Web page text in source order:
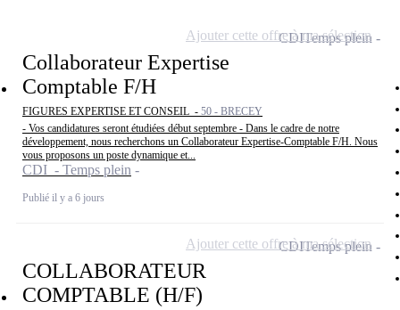
Collaborateur Expertise
Comptable F/H
FIGURES EXPERTISE ET CONSEIL - 50 - BRECEY
- Vos candidatures seront étudiées début septembre - Dans le cadre de notre
développement, nous recherchons un Collaborateur Expertise-Comptable F/H. Nous
vous proposons un poste dynamique et...
CDI - Temps plein
Publié il y a 6 jours
CDITemps plein
Ajouter cette offre à ma sélection
COLLABORATEUR
COMPTABLE (H/F)
CDITemps plein
Ajouter cette offre à ma sélection